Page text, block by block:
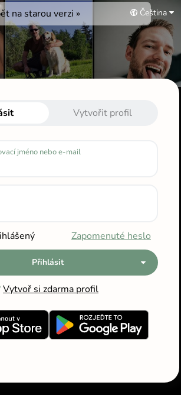
svého profilu
Čeština
na starou verzi »
Vytvořit profil
jméno nebo e-mail
Zapomenuté heslo
Přihlásit
Vytvoř si zdarma profil